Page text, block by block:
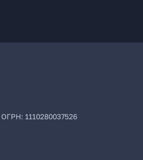
ОГРН: 1110280037526